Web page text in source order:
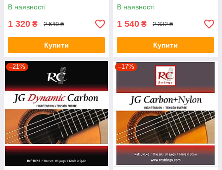
В наявності
1 320 ₴ 2 649 ₴
Купити
В наявності
1 540 ₴ 2 332 ₴
Купити
–21% –17%